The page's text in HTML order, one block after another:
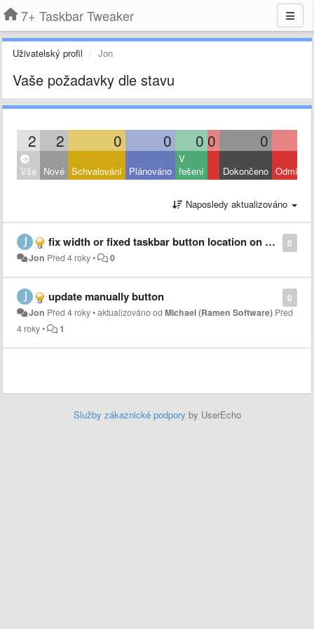
7+ Taskbar Tweaker
Uživatelský profil Jon
Vaše požadavky dle stavu
2 2 0 0 0 0 0
Vše Nové Schvalování Plánováno
V
řešení
Dokončeno
Naposledy aktualizováno
0
fix width or fixed taskbar button location on taskbar
Jon Před 4 roky• 0
0
update manually button
Jon Před 4 roky•aktualizováno odMichael (Ramen Software) Před
4 roky• 1
Služby zákaznické podpory by UserEcho